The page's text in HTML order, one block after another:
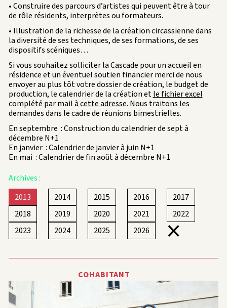
• Construire des parcours d’artistes qui peuvent être à tour
de rôle résidents, interprètes ou formateurs.
• Illustration de la richesse de la création circassienne dans
la diversité de ses techniques, de ses formations, de ses
dispositifs scéniques…
Si vous souhaitez solliciter la Cascade pour un accueil en
résidence et un éventuel soutien financier merci de nous
envoyer au plus tôt votre dossier de création, le budget de
production, le calendrier de la création etle fichier excel
complété par mailà cette adresse. Nous traitons les
demandes dans le cadre de réunions bimestrielles.
En septembre : Construction du calendrier de sept à
décembre N+1
En janvier : Calendrier de janvier à juin N+1
En mai : Calendrier de fin août à décembre N+1
Archives :
2013
2014 2015 2016
2017
2018
2019 2020 2021
2022
2023
2024 2025 2026 ×
COHABITANT